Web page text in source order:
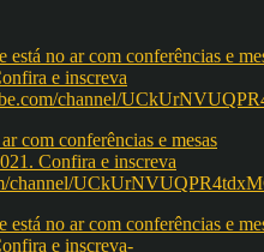
com conferências e mesas
Confira e inscreva
channel/